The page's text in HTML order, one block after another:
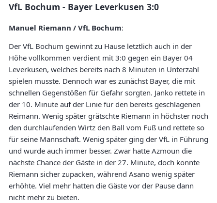
VfL Bochum - Bayer Leverkusen 3:0
Manuel Riemann / VfL Bochum:
Der VfL Bochum gewinnt zu Hause letztlich auch in der
Höhe vollkommen verdient mit 3:0 gegen ein Bayer 04
Leverkusen, welches bereits nach 8 Minuten in Unterzahl
spielen musste. Dennoch war es zunächst Bayer, die mit
schnellen Gegenstößen für Gefahr sorgten. Janko rettete in
der 10. Minute auf der Linie für den bereits geschlagenen
Reimann. Wenig später grätschte Riemann in höchster noch
den durchlaufenden Wirtz den Ball vom Fuß und rettete so
für seine Mannschaft. Wenig später ging der VfL in Führung
und wurde auch immer besser. Zwar hatte Azmoun die
nächste Chance der Gäste in der 27. Minute, doch konnte
Riemann sicher zupacken, während Asano wenig später
erhöhte. Viel mehr hatten die Gäste vor der Pause dann
nicht mehr zu bieten.